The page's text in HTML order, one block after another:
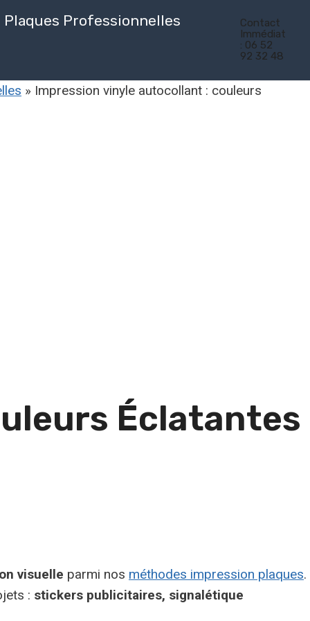
Plaques Professionnelles
Contact
Immédiat
: 06 52
92 32 48
» Impression vinyle autocollant : couleurs
Éclatantes
visuelle parmi nos méthodes impression plaques.
: stickers publicitaires, signalétique